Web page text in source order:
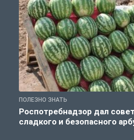
ПОЛЕЗНО ЗНАТЬ
Роспотребнадзор дал
сладкого и безопасного